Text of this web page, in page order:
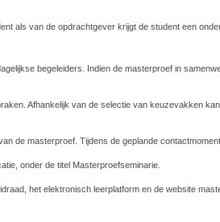
als van de opdrachtgever krijgt de student een
begeleiders. Indien de masterproef in
Afhankelijk van de selectie van keuzevakken
de masterproef. Tijdens de geplande
onder de titel Masterproefseminarie.
het elektronisch leerplatform en de website